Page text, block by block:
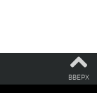
ВВЕРХ